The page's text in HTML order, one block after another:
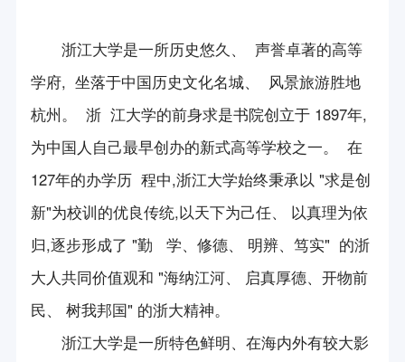
第五届中国（杭州）国际机器人西湖论坛
第六届中国（杭州）国际机器人西湖论坛
2024年中国（杭州）国际机器人西湖论坛
机器人竞赛
科技志愿服务队
服务队介绍
服务队活动
团体标准咨询服务
专利咨询服务
杭州市知识产权保护中心
《机器人技术与应用》杂志
立德机器人平台
浙江省标准化研究院
方圆检测集团
政策法规
政策要闻
法律法规
加入我们
入会申请
联系我们
浙江大学是一所历史悠久、 声誉卓著的高等
学府, 坐落于中国历史文化名城、 风景旅游胜地
杭州。 浙 江大学的前身求是书院创立于 1897年,
为中国人自己最早创办的新式高等学校之一。 在
127年的办学历 程中,浙江大学始终秉承以 "求是创
新"为校训的优良传统,以天下为己任、 以真理为依
归,逐步形成了 "勤 学、修德、 明辨、笃实" 的浙
大人共同价值观和 "海纳江河、 启真厚德、开物前
民、 树我邦国" 的浙大精神。
浙江大学是一所特色鲜明、在海内外有较大影